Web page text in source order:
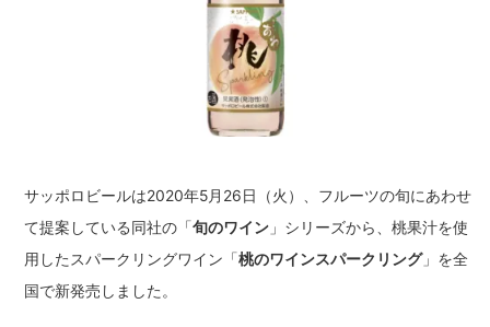
サッポロビールは2020年5月26日（火）、フルーツの旬にあわせ
て提案している同社の「旬のワイン 」シリーズから、桃果汁を使
用したスパークリングワイン「桃のワインスパークリング」を全
国で新発売しました。